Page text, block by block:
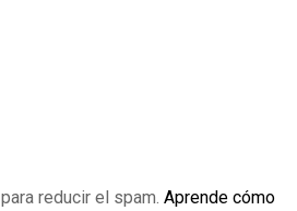
reducir el spam. Aprende cómo